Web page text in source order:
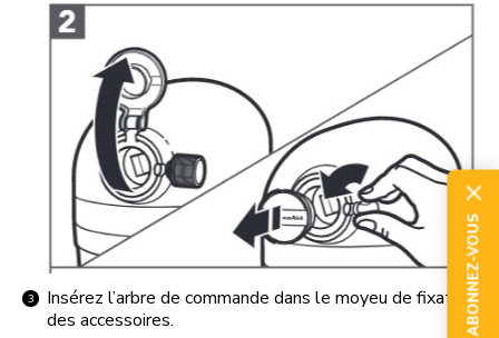
Insérez l’arbre de commande dans le moyeu de fixation
des accessoires.
ABONNEZ-VOUS